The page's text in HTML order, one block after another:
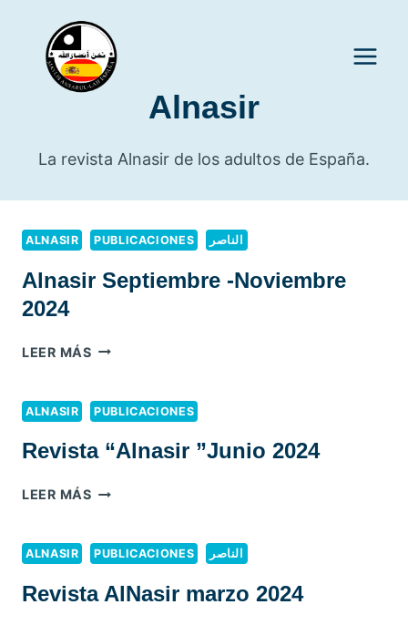
contenido
Alnasir
La revista Alnasir de los adultos de España.
ALNASIR PUBLICACIONES الناصر
Alnasir Septiembre -Noviembre
2024
LEER MÁSALNASIR
NOVIEMBRE
ALNASIR PUBLICACIONES
Revista “Alnasir ”Junio 2024
LEER MÁSREVISTA
2024
ALNASIR PUBLICACIONES الناصر
Revista AlNasir marzo 2024